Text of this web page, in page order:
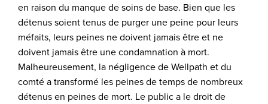
en raison du manque de soins de base. Bien que les
détenus soient tenus de purger une peine pour leurs
méfaits, leurs peines ne doivent jamais être et ne
doivent jamais être une condamnation à mort.
Malheureusement, la négligence de Wellpath et du
comté a transformé les peines de temps de nombreux
détenus en peines de mort. Le public a le droit de